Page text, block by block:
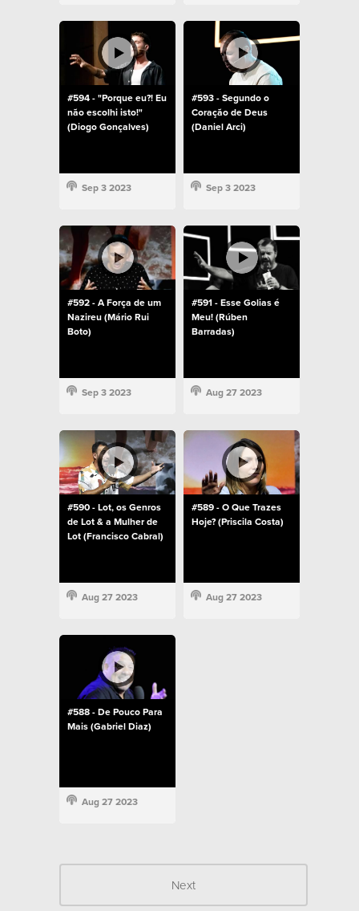
#594 - "Porque eu?! Eu
não escolhi isto!"
(Diogo Gonçalves)
Sep 3 2023
#593 - Segundo o
Coração de Deus
(Daniel Arci)
Sep 3 2023
#592 - A Força de um
Nazireu (Mário Rui
Boto)
Sep 3 2023
#591 - Esse Golias é
Meu! (Rúben
Barradas)
Aug 27 2023
#590 - Lot, os Genros
de Lot & a Mulher de
Lot (Francisco Cabral)
Aug 27 2023
#589 - O Que Trazes
Hoje? (Priscila Costa)
Aug 27 2023
#588 - De Pouco Para
Mais (Gabriel Diaz)
Aug 27 2023
Next